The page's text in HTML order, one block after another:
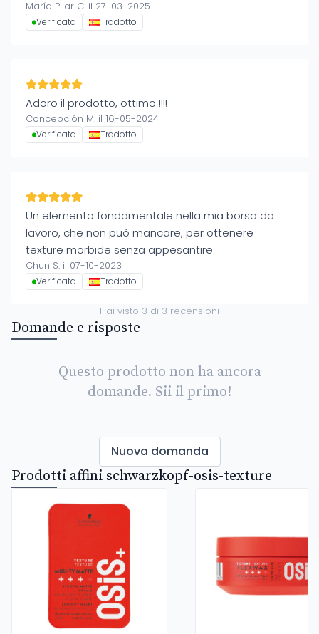
María Pilar C. il 27-03-2025
Verificata Tradotto
Adoro il prodotto, ottimo !!!!
Concepción M. il 16-05-2024
Verificata Tradotto
Un elemento fondamentale nella mia borsa da
lavoro, che non può mancare, per ottenere
texture morbide senza appesantire.
Chun S. il 07-10-2023
Verificata Tradotto
Hai visto 3 di 3 recensioni
Domande e risposte
Questo prodotto non ha ancora
domande. Sii il primo!
Nuova domanda
Prodotti affini schwarzkopf-osis-texture